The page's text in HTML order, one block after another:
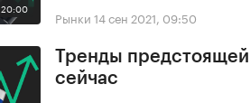
20:00 Рынки 14 сен 2021, 09:50
Тренды
сейчас